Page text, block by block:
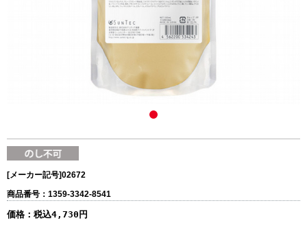
[メーカー記号]02672
商品番号：1359-3342-8541
価格： 税込4,730円